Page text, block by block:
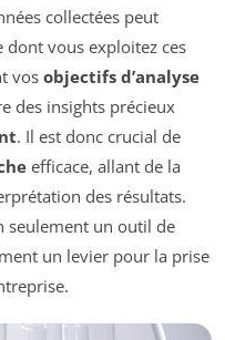
collectées peut
vous exploitez ces
vosobjectifs d’analyse
des insights précieux
. Il est donc crucial de
efficace, allant de la
des résultats.
seulement un outil de
un levier pour la prise